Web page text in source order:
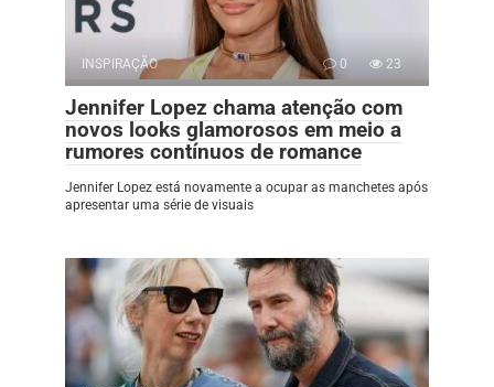
INSPIRAÇÃO 0 23
Jennifer Lopez chama atenção com
novos looks glamorosos em meio a
rumores contínuos de romance
Jennifer Lopez está novamente a ocupar as manchetes após
apresentar uma série de visuais